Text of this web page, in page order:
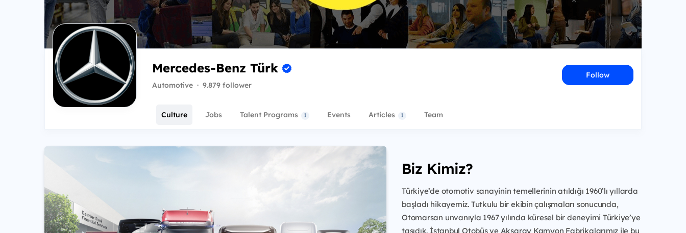
Mercedes-Benz Türk
Automotive · 9.879 follower
Follow
Culture Jobs Talent Programs 1 Events Articles 1 Team
Biz Kimiz?
Türkiye’de otomotiv sanayinin temellerinin atıldığı 1960’lı yıllarda
başladı hikayemiz. Tutkulu bir ekibin çalışmaları sonucunda,
Otomarsan unvanıyla 1967 yılında küresel bir deneyimi Türkiye’ye
taşıdık. İstanbul Otobüs ve Aksaray Kamyon Fabrikalarımız ile bu